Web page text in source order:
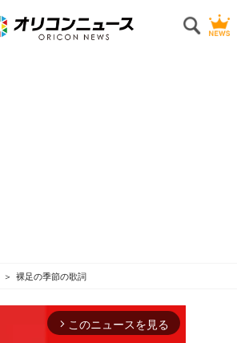
裸足の季節の歌詞
arrow_forward_ios このニュースを見る